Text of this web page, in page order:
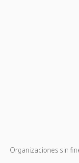
Organizaciones sin